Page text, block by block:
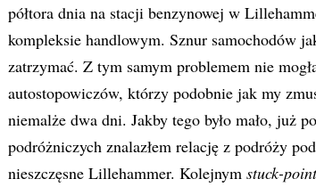
półtora dnia na stacji benzynowej w
kompleksie handlowym. Sznur samochodów
zatrzymać. Z tym samym problemem nie
autostopowiczów, którzy podobnie jak my
niemalże dwa dni. Jakby tego było mało, już
podróżniczych znalazłem relację z podróży
nieszczęsne Lillehammer. Kolejnym stuck-